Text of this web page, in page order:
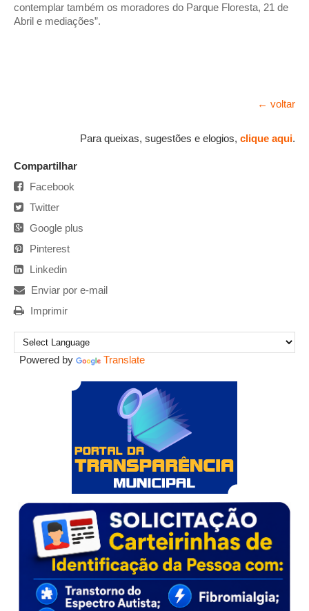
contemplar também os moradores do Parque Floresta, 21 de
Abril e mediações”.
← voltar
Para queixas, sugestões e elogios, clique aqui.
Compartilhar
Facebook
Twitter
Google plus
Pinterest
Linkedin
Enviar por e-mail
Imprimir
Powered by Translate